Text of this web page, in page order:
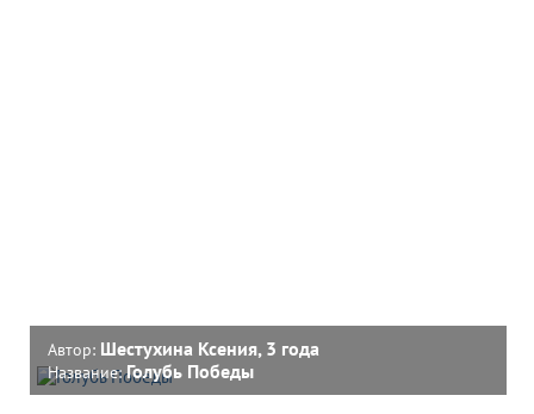
Автор: Шестухина Ксения, 3 года
Название:Голубь Победы